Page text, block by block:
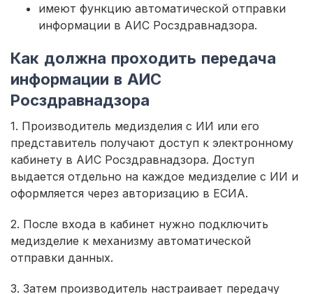
имеют функцию автоматической отправки
информации в АИС Росздравнадзора.
Как должна проходить передача
информации в АИС
Росздравнадзора
1. Производитель медизделия с ИИ или его
представитель получают доступ к электронному
кабинету в АИС Росздравнадзора. Доступ
выдается отдельно на каждое медизделие с ИИ и
оформляется через авторизацию в ЕСИА.
2. После входа в кабинет нужно подключить
медизделие к механизму автоматической
отправки данных.
3. Затем производитель настраивает передачу